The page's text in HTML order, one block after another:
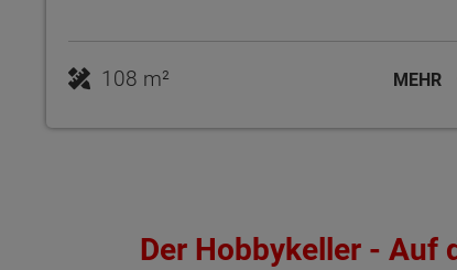
108 m² MEHR
Der Hobbykeller - Auf